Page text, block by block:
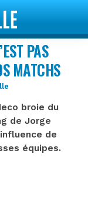
PAS
MATCHS
broie du
de Jorge
de
équipes.